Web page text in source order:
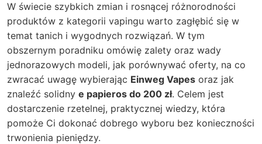
W świecie szybkich zmian i rosnącej różnorodności
produktów z kategorii vapingu warto zagłębić się w
temat tanich i wygodnych rozwiązań. W tym
obszernym poradniku omówię zalety oraz wady
jednorazowych modeli, jak porównywać oferty, na co
zwracać uwagę wybierając Einweg Vapes oraz jak
znaleźć solidny e papieros do 200 zł. Celem jest
dostarczenie rzetelnej, praktycznej wiedzy, która
pomoże Ci dokonać dobrego wyboru bez konieczności
trwonienia pieniędzy.